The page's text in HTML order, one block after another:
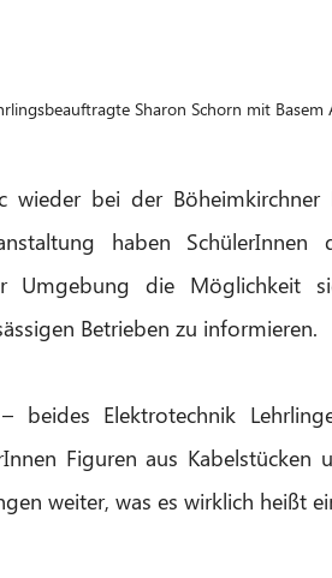
Sharon Schorn mit
wieder bei der Böheimkirchner
haben
Umgebung die Möglichkeit
Betrieben zu informieren.
beides Elektrotechnik
Figuren aus
weiter, was es wirklich heißt